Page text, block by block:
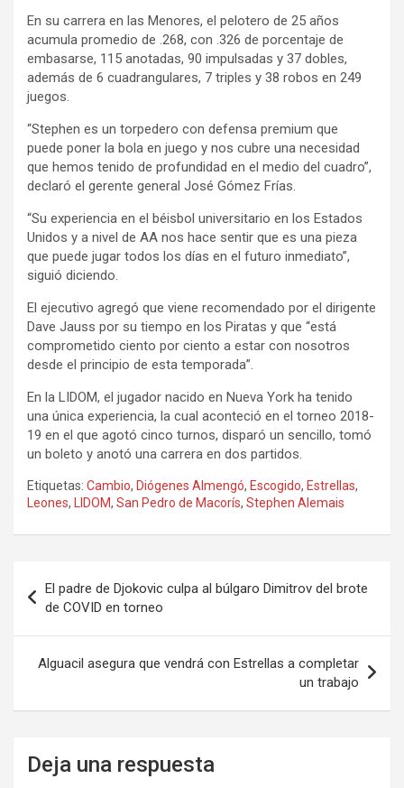
En su carrera en las Menores, el pelotero de 25 años
acumula promedio de .268, con .326 de porcentaje de
embasarse, 115 anotadas, 90 impulsadas y 37 dobles,
además de 6 cuadrangulares, 7 triples y 38 robos en 249
juegos.
“Stephen es un torpedero con defensa premium que
puede poner la bola en juego y nos cubre una necesidad
que hemos tenido de profundidad en el medio del cuadro”,
declaró el gerente general José Gómez Frías.
“Su experiencia en el béisbol universitario en los Estados
Unidos y a nivel de AA nos hace sentir que es una pieza
que puede jugar todos los días en el futuro inmediato”,
siguió diciendo.
El ejecutivo agregó que viene recomendado por el dirigente
Dave Jauss por su tiempo en los Piratas y que “está
comprometido ciento por ciento a estar con nosotros
desde el principio de esta temporada”.
En la LIDOM, el jugador nacido en Nueva York ha tenido
una única experiencia, la cual aconteció en el torneo 2018-
19 en el que agotó cinco turnos, disparó un sencillo, tomó
un boleto y anotó una carrera en dos partidos.
Etiquetas: Cambio, Diógenes Almengó, Escogido, Estrellas,
Leones, LIDOM, San Pedro de Macorís, Stephen Alemais
de
entradas
El padre de Djokovic culpa al búlgaro Dimitrov del brote
de COVID en torneo
Alguacil asegura que vendrá con Estrellas a completar
un trabajo
Deja una respuesta